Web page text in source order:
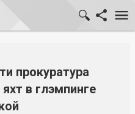
прокуратура
в глэмпинге